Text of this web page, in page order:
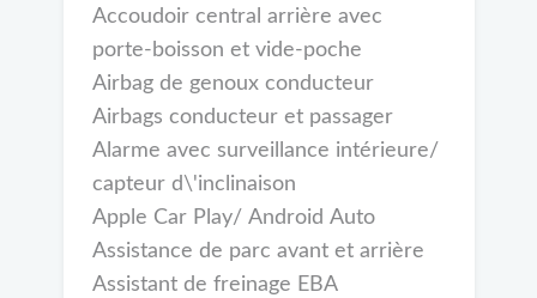
Accoudoir central arrière avec
porte-boisson et vide-poche
Airbag de genoux conducteur
Airbags conducteur et passager
Alarme avec surveillance intérieure/
capteur d\'inclinaison
Apple Car Play/ Android Auto
Assistance de parc avant et arrière
Assistant de freinage EBA